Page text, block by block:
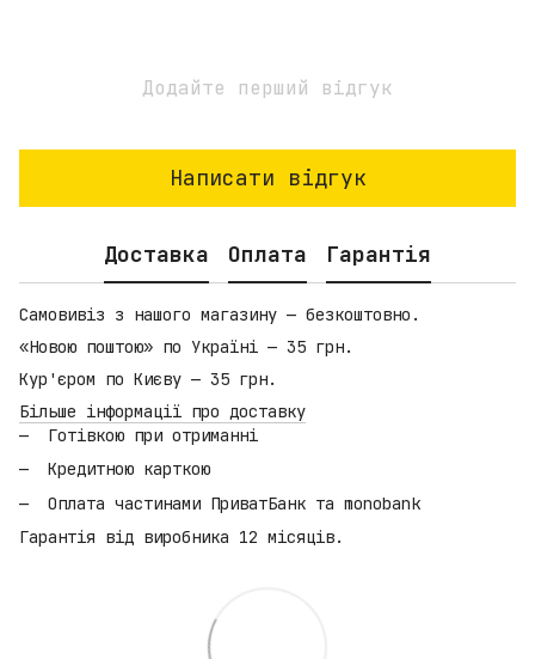
Додайте перший відгук
Написати відгук
Доставка Оплата Гарантія
Самовивіз з нашого магазину — безкоштовно.
«Новою поштою» по Україні — 35 грн.
Кур'єром по Києву — 35 грн.
Більше інформації про доставку
Готівкою при отриманні
Кредитною карткою
Оплата частинами ПриватБанк та monobank
Гарантія від виробника 12 місяців.